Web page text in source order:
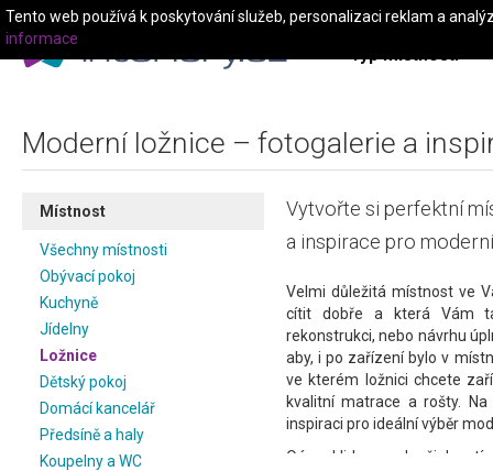
Typ místnosti
Moderní ložnice – fotogalerie a
Místnost
Všechny místnosti
Obývací pokoj
Kuchyně
Jídelny
Ložnice
Dětský pokoj
Domácí kancelář
Předsíně a haly
Koupelny a WC
Vytvořte si perfektní
a inspirace pro
Velmi důležitá místnost ve
cítit dobře a která Vám
rekonstrukci, nebo návrhu
aby, i po zařízení bylo v
ve kterém ložnici chcete
kvalitní matrace a rošty.
inspiraci pro ideální výběr
Oáza klidu a odpočinku,
Tento web používá k poskytování služeb, personalizaci reklam a
informace